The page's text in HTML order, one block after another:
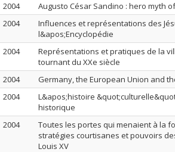
2004
Augusto César Sandino : hero myth
2004
Influences et représentations des
l&apos;Encyclopédie
2004
Représentations et pratiques de la
tournant du XXe siècle
2004
Germany, the European Union and
2004
L&apos;histoire
historique
2004
Toutes les portes qui menaient à la
stratégies courtisanes et pouvoirs
Louis XV